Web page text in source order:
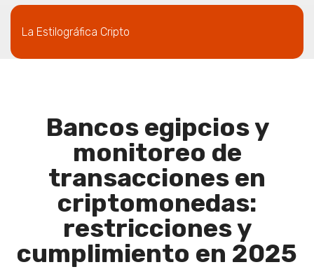
La Estilográfica Cripto
Bancos egipcios y
monitoreo de
transacciones en
criptomonedas:
restricciones y
cumplimiento en 2025